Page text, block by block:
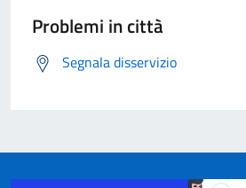
Problemi in città
Segnala disservizio